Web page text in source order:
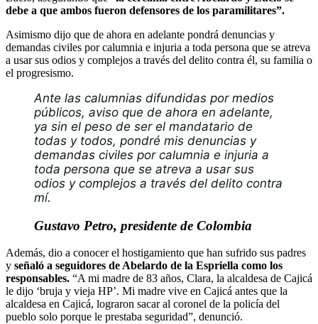
debe a que ambos fueron defensores de los paramilitares”.
Asimismo dijo que de ahora en adelante pondrá denuncias y
demandas civiles por calumnia e injuria a toda persona que se atreva
a usar sus odios y complejos a través del delito contra él, su familia o
el progresismo.
Ante las calumnias difundidas por medios
públicos, aviso que de ahora en adelante,
ya sin el peso de ser el mandatario de
todas y todos, pondré mis denuncias y
demandas civiles por calumnia e injuria a
toda persona que se atreva a usar sus
odios y complejos a través del delito contra
mí.
Gustavo Petro, presidente de Colombia
Además, dio a conocer el hostigamiento que han sufrido sus padres
y señaló a seguidores de Abelardo de la Espriella como los
responsables. “A mi madre de 83 años, Clara, la alcaldesa de Cajicá
le dijo ‘bruja y vieja HP’. Mi madre vive en Cajicá antes que la
alcaldesa en Cajicá, lograron sacar al coronel de la policía del
pueblo solo porque le prestaba seguridad”, denunció.